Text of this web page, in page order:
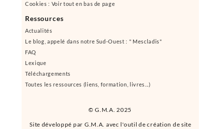
© G.M.A. 2025
Site développé par G.M.A. avec l'outil de création de site
Cookies : Voir tout en bas de page
Ressources
Actualités
Le blog, appelé dans notre Sud-Ouest : " Mescladis"
FAQ
Lexique
Téléchargements
Toutes les ressources (liens, formation, livres...)